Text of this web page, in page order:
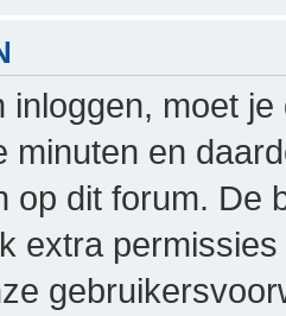
inloggen, moet
minuten en
op dit forum. De
extra